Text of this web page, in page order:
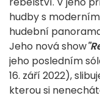
hudby s
hudební
Jeho nová show
jeho posledním
16. září 2022),
kterou si